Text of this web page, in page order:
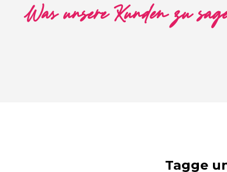
Was unsere Kunden zu
Tagge